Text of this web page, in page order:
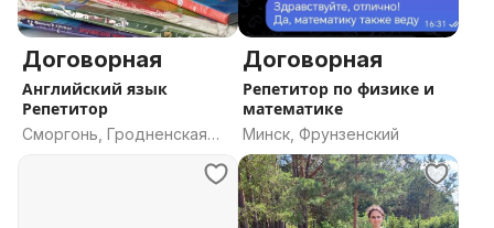
Договорная
Английский язык
Репетитор
Сморгонь, Гродненская
Договорная
Репетитор по физике и
математике
Минск, Фрунзенский